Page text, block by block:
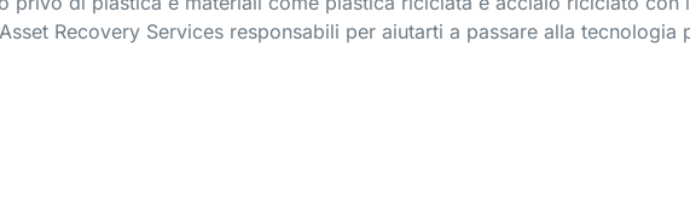
Recovery Services responsabili per aiutarti a passare alla tecnologia